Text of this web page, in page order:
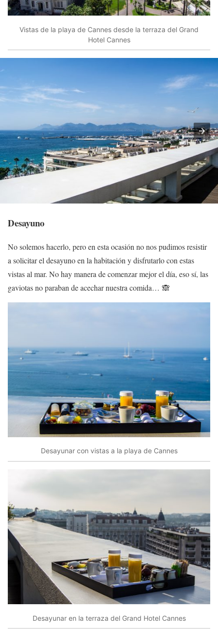
Vistas de la playa de Cannes desde la terraza del Grand
Hotel Cannes
Desayuno
No solemos hacerlo, pero en esta ocasión no nos pudimos resistir
a solicitar el desayuno en la habitación y disfrutarlo con estas
vistas al mar. No hay manera de comenzar mejor el día, eso sí, las
gaviotas no paraban de acechar nuestra comida… 🙈
Desayunar con vistas a la playa de Cannes
Desayunar en la terraza del Grand Hotel Cannes